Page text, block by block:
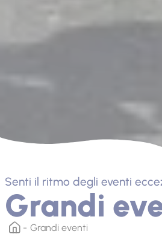
Grandi
Senti il ​​ritmo degli eventi
Grandi eventi